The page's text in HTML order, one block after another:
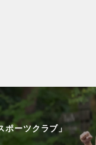
ポーツクラブ」